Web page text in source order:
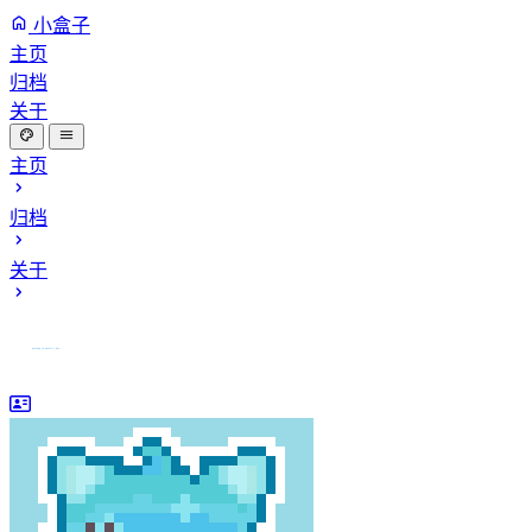
小盒子
主页
归档
关于
主页
归档
关于